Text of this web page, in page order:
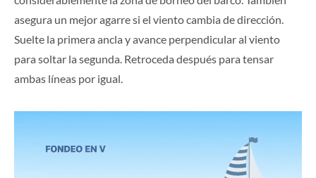
asegura un mejor agarre si el viento cambia de dirección.
Suelte la primera ancla y avance perpendicular al viento
para soltar la segunda. Retroceda después para tensar
ambas líneas por igual.